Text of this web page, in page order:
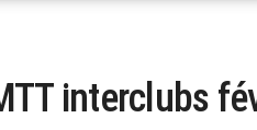
interclubs